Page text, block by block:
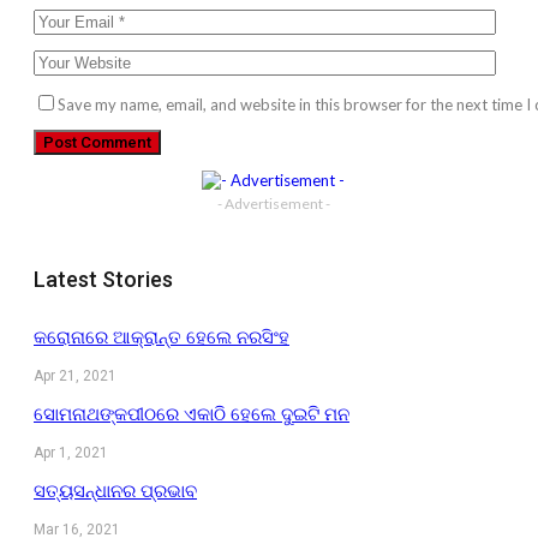
Save my name, email, and website in this browser for the next time I
- Advertisement -
Latest Stories
କରୋନାରେ ଆକ୍ରାନ୍ତ ହେଲେ ନରସିଂହ
Apr 21, 2021
ସୋମନାଥଙ୍କପୀଠରେ ଏକାଠି ହେଲେ ଦୁଇଟି ମନ
Apr 1, 2021
ସତ୍ୟସନ୍ଧାନର ପ୍ରଭାବ
Mar 16, 2021